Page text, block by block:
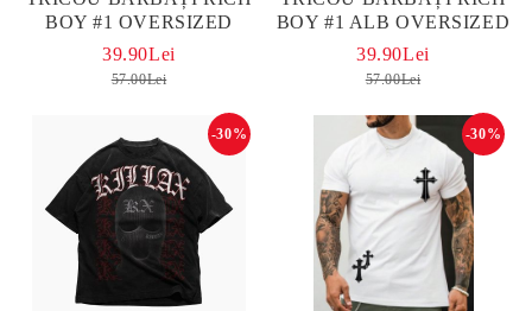
BOY #1 OVERSIZED
39.90Lei
57.00Lei
BOY #1 ALB OVERSIZED
39.90Lei
57.00Lei
-30% -30%